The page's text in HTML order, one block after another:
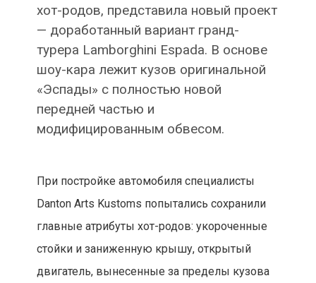
хот-родов, представила новый проект
— доработанный вариант гранд-
турера Lamborghini Espada. В основе
шоу-кара лежит кузов оригинальной
«Эспады» с полностью новой
передней частью и
модифицированным обвесом.
При постройке автомобиля специалисты
Danton Arts Kustoms попытались сохранили
главные атрибуты хот-родов: укороченные
стойки и заниженную крышу, открытый
двигатель, вынесенные за пределы кузова